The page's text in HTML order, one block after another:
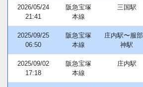
2026/05/24
21:41
阪急宝塚
本線
三国駅
2025/09/25
06:50
阪急宝塚
本線
庄内駅〜服
神駅
2025/09/02
17:18
阪急宝塚
本線
庄内駅